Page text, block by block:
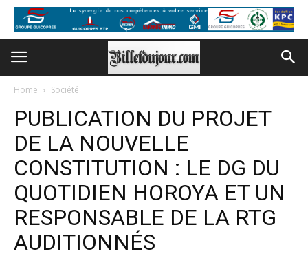
Home Société
PUBLICATION DU PROJET
DE LA NOUVELLE
CONSTITUTION : LE DG DU
QUOTIDIEN HOROYA ET UN
RESPONSABLE DE LA RTG
AUDITIONNÉS